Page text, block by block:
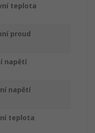
teplota
proud
napětí
napětí
teplota